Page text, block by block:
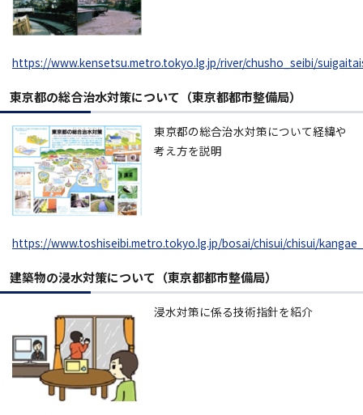
https://www.kensetsu.metro.tokyo.lg.jp/river/chusho_seibi/
東京都の総合治水対策について（東京都都市整備局）
東京都の総合治水対策について経緯や
考え方を説明
https://www.toshiseibi.metro.tokyo.lg.jp/bosai/chisui/chisui/
建築物の浸水対策について（東京都都市整備局）
浸水対策に係る技術指針を紹介